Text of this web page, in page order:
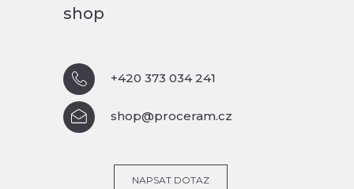
shop
+420 373 034 241
shop@proceram.cz
NAPSAT DOTAZ